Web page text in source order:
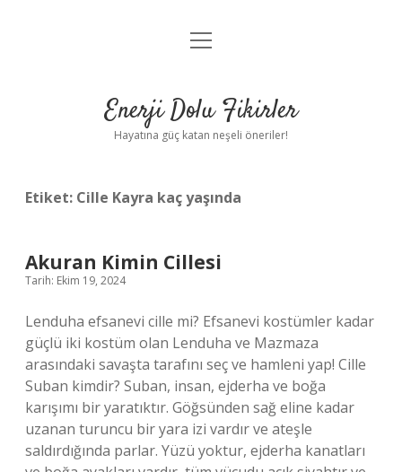
Anasayfa
Yasal Uyarı
menüyü
Enerji Dolu Fikirler
Hayatına güç katan neşeli öneriler!
Etiket: Cille Kayra kaç yaşında
Akuran Kimin Cillesi
Tarih: Ekim 19, 2024
Lenduha efsanevi cille mi? Efsanevi kostümler kadar
güçlü iki kostüm olan Lenduha ve Mazmaza
arasındaki savaşta tarafını seç ve hamleni yap! Cille
Suban kimdir? Suban, insan, ejderha ve boğa
karışımı bir yaratıktır. Göğsünden sağ eline kadar
uzanan turuncu bir yara izi vardır ve ateşle
saldırdığında parlar. Yüzü yoktur, ejderha kanatları